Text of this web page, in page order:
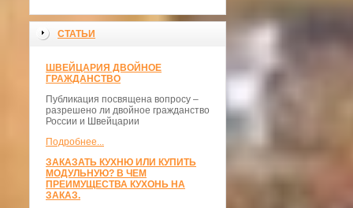
СТАТЬИ
ШВЕЙЦАРИЯ ДВОЙНОЕ
ГРАЖДАНСТВО
Публикация посвящена вопросу –
разрешено ли двойное гражданство
России и Швейцарии
Подробнее...
ЗАКАЗАТЬ КУХНЮ ИЛИ КУПИТЬ
МОДУЛЬНУЮ? В ЧЕМ
ПРЕИМУЩЕСТВА КУХОНЬ НА
ЗАКАЗ.